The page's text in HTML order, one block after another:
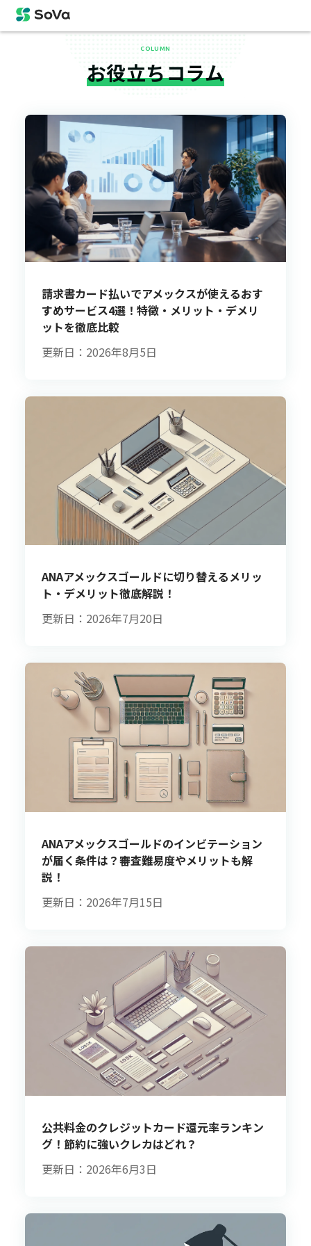
COLUMN
お役立ちコラム
請求書カード払いでアメックスが使えるおす
すめサービス4選！特徴・メリット・デメリ
ットを徹底比較
更新日：2026年8月5日
ANAアメックスゴールドに切り替えるメリッ
ト・デメリット徹底解説！
更新日：2026年7月20日
ANAアメックスゴールドのインビテーション
が届く条件は？審査難易度やメリットも解
説！
更新日：2026年7月15日
公共料金のクレジットカード還元率ランキン
グ！節約に強いクレカはどれ？
更新日：2026年6月3日